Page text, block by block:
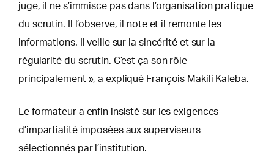
juge, il ne s’immisce pas dans l’organisation pratique
du scrutin. Il l’observe, il note et il remonte les
informations. Il veille sur la sincérité et sur la
régularité du scrutin. C’est ça son rôle
principalement », a expliqué François Makili Kaleba.
Le formateur a enfin insisté sur les exigences
d’impartialité imposées aux superviseurs
sélectionnés par l’institution.